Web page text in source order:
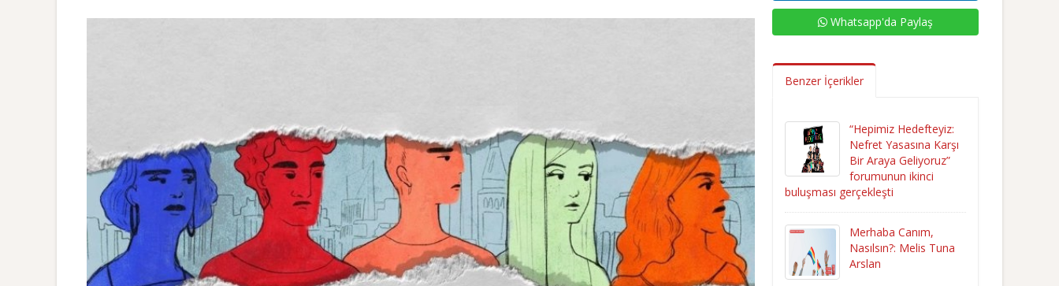
Whatsapp'da Paylaş
Benzer İçerikler
“Hepimiz Hedefteyiz:
Nefret Yasasına Karşı
Bir Araya Geliyoruz”
forumunun ikinci
buluşması gerçekleşti
Merhaba Canım,
Nasılsın?: Melis Tuna
Arslan